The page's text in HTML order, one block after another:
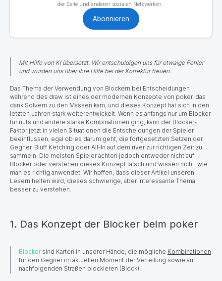
der Seite und anderen sozialen Netzwerken.
Abonnieren
Mit Hilfe von KI übersetzt. Wir entschuldigen uns für etwaige Fehler
und würden uns über Ihre Hilfe bei der Korrektur freuen.
Das Thema der Verwendung von Blockern bei Entscheidungen
während des draw ist eines der modernen Konzepte von poker, das
dank Solvern zu den Massen kam, und dieses Konzept hat sich in den
letzten Jahren stark weiterentwickelt. Wenn es anfangs nur um Blocker
für nuts und andere starke Kombinationen ging, kann der Blocker-
Faktor jetzt in vielen Situationen die Entscheidungen der Spieler
beeinflussen, egal ob es darum geht, die fortgesetzten Setzen der
Gegner, Bluff Ketching oder All-In auf dem river zur richtigen Zeit zu
sammeln. Die meisten Spieler achten jedoch entweder nicht auf
Blocker oder verstehen dieses Konzept falsch und wissen nicht, wie
man es richtig anwendet. Wir hoffen, dass dieser Artikel unseren
Lesern helfen wird, dieses schwierige, aber interessante Thema
besser zu verstehen.
1. Das Konzept der Blocker beim poker
Blocker sind Karten in unserer Hände, die mögliche Kombinationen
für den Gegner im aktuellen Moment der Verteilung sowie auf
nachfolgenden Straßen blockieren (Block).